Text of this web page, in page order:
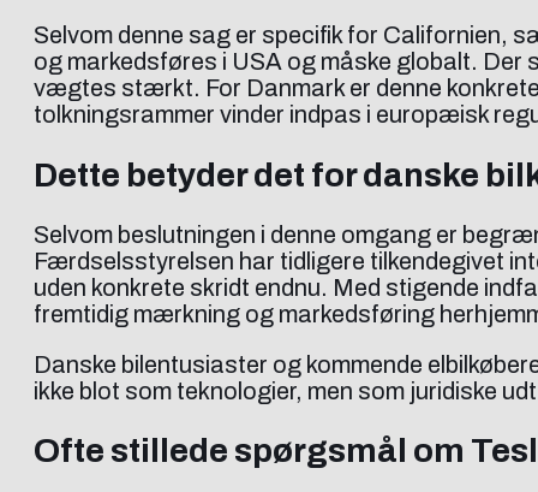
Selvom denne sag er specifik for Californien,
og markedsføres i USA og måske globalt.
vægtes stærkt. For Danmark er denne
tolkningsrammer vinder indpas i europæisk
Dette betyder det for danske
Selvom beslutningen i denne omgang er
Færdselsstyrelsen har tidligere tilkendegivet
uden konkrete skridt endnu. Med stigende
fremtidig mærkning og markedsføring
Danske bilentusiaster og kommende
ikke blot som teknologier, men som juridiske
Ofte stillede spørgsmål om